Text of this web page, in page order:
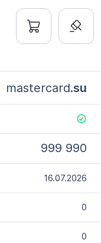
mastercard.su
999 990
16.07.2026
0
0